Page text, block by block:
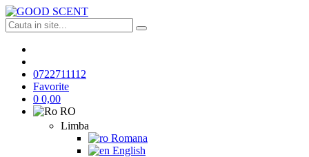
0722711112
Favorite
0 0,00
RO
Limba
Romana
English